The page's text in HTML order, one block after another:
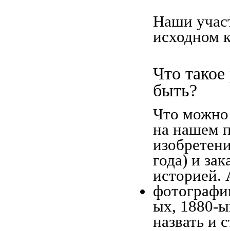
Наши
исходном
Что
быть?
Что можно
на нашем
года) и
историей.
ых, 1880-
назвать и